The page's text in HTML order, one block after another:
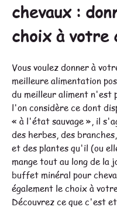
chevaux :
choix à votre
Vous voulez donner à
meilleure alimentation
du meilleur aliment n'est
l'on considère ce dont
« à l'état sauvage », il
des herbes, des
et des plantes qu'il (ou
mange tout au long de la
buffet minéral pour
également le choix à
Découvrez ce que c'est